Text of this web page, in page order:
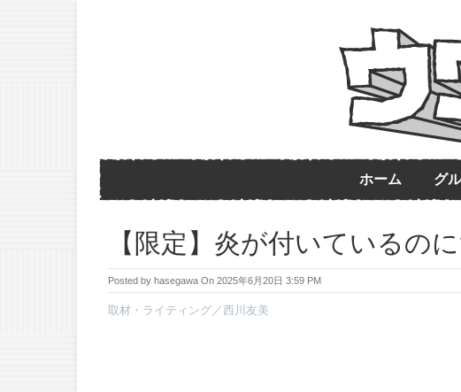
ホーム グ
【限定】炎が付いているの
Posted by hasegawa On 2025年6月20日 3:59 PM
取材・ライティング／西川友美